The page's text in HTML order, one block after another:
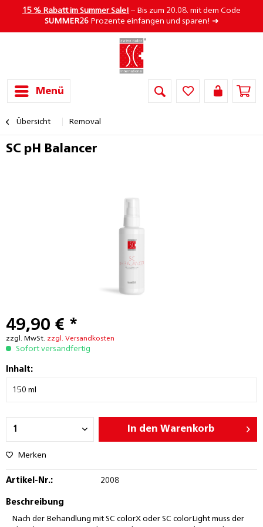
15 % Rabatt im Summer Sale! – Bis zum 20.08. mit dem Code
SUMMER26Prozente einfangen und sparen! ➜
Menü
Übersicht Removal
SC pH Balancer
49,90 € *
zzgl. MwSt. zzgl. Versandkosten
Sofort versandfertig
Inhalt:
In den Warenkorb
Merken
Artikel-Nr.: 2008
Beschreibung
Nach der Behandlung mit SC colorX oder SC colorLight muss der